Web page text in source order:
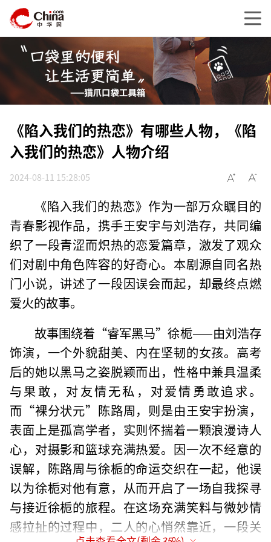
《陷入我们的热恋》有哪些人物，《陷
入我们的热恋》人物介绍
2024-08-11 15:28:05
《陷入我们的热恋》作为一部万众瞩目的
青春影视作品，携手王安宇与刘浩存，共同编
织了一段青涩而炽热的恋爱篇章，激发了观众
们对剧中角色阵容的好奇心。本剧源自同名热
门小说，讲述了一段因误会而起，却最终点燃
爱火的故事。
故事围绕着“睿军黑马”徐栀——由刘浩存
饰演，一个外貌甜美、内在坚韧的女孩。高考
后的她以黑马之姿脱颖而出，性格中兼具温柔
与果敢，对友情无私，对爱情勇敢追求。
而“裸分状元”陈路周，则是由王安宇扮演，
表面上是孤高学者，实则怀揣着一颗浪漫诗人
心，对摄影和篮球充满热爱。因一次不经意的
误解，陈路周与徐栀的命运交织在一起，他误
以为徐栀对他有意，从而开启了一场自我探寻
与接近徐栀的旅程。在这场充满笑料与微妙情
感拉扯的过程中，二人的心悄然靠近，一段关